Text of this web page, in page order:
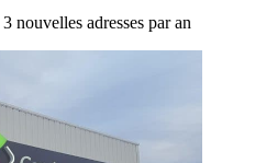
nouvelles adresses par an